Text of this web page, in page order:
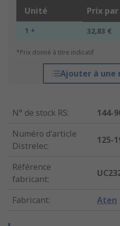
Unité Prix
1 + 32,83 €
*Prix donné à titre indicatif
Ajouter à une
N° de stock RS:
144-
Numéro d'article
Distrelec:
125-
Référence
fabricant:
Fabricant: Aten